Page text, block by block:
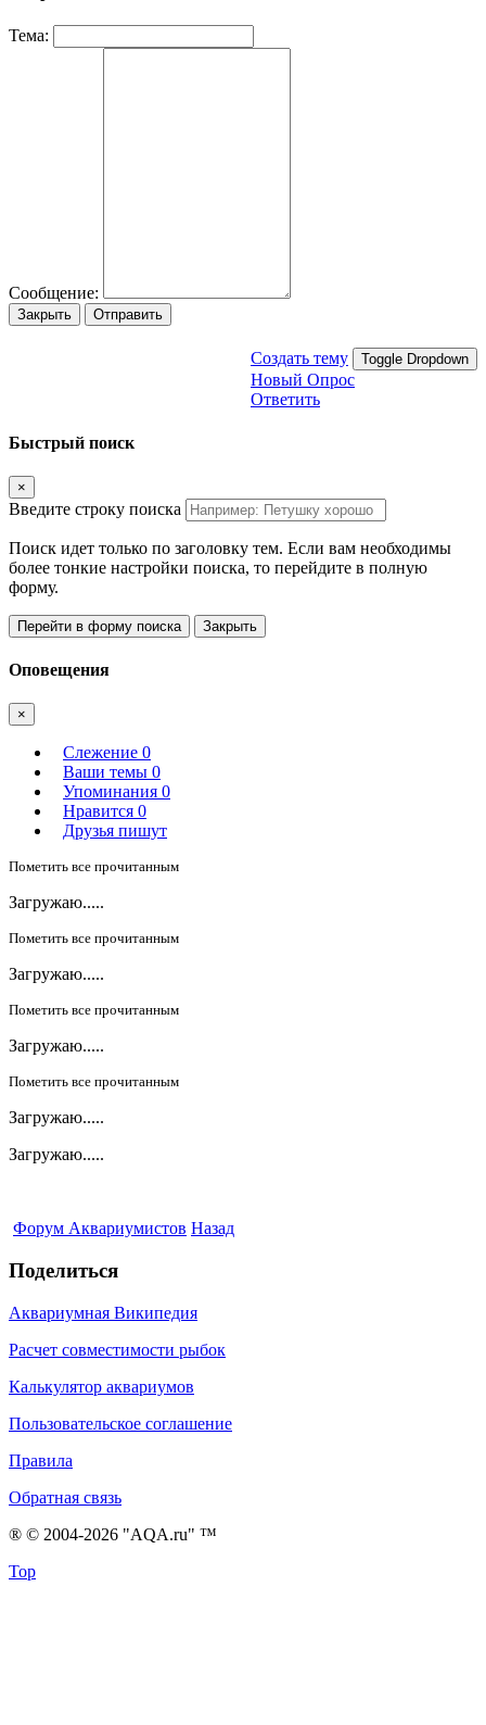
Тема:
Сообщение:
Закрыть Отправить
Создать тему Toggle Dropdown
Новый Опрос
Ответить
Быстрый поиск
×
Введите строку поиска
Поиск идет только по заголовку тем. Если вам необходимы
более тонкие настройки поиска, то перейдите в полную
форму.
Перейти в форму поиска Закрыть
Оповещения
×
Слежение 0
Ваши темы 0
Упоминания 0
Нравится 0
Друзья пишут
Пометить все прочитанным
Загружаю.....
Пометить все прочитанным
Загружаю.....
Пометить все прочитанным
Загружаю.....
Пометить все прочитанным
Загружаю.....
Загружаю.....
Форум Аквариумистов Назад
Поделиться
Аквариумная Википедия
Расчет совместимости рыбок
Калькулятор аквариумов
Пользовательское соглашение
Правила
Обратная связь
® © 2004-2026 "AQA.ru" ™
Top